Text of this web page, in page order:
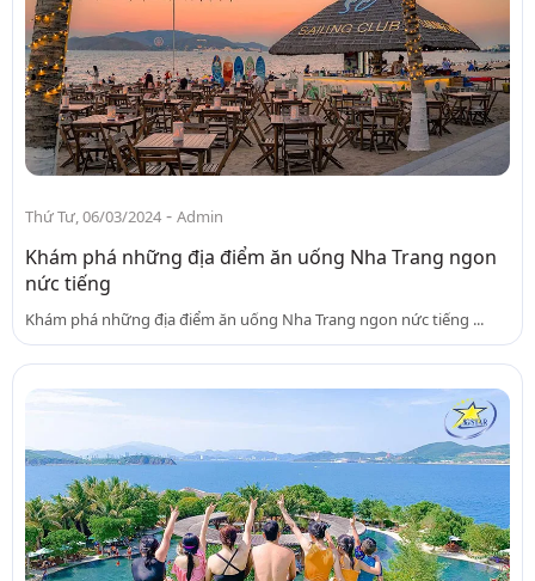
Thứ Tư, 06/03/2024 - Admin
Khám phá những địa điểm ăn uống Nha Trang ngon
nức tiếng
Khám phá những địa điểm ăn uống Nha Trang ngon nức tiếng ...